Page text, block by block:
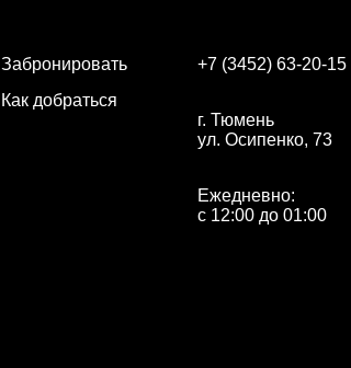
Забронировать
Как добраться
+7 (3452) 63-20-15
г. Тюмень
ул. Осипенко, 73
Ежедневно:
с 12:00 до 01:00